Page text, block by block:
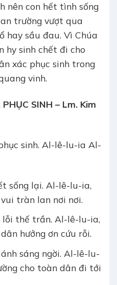
nên con hết tình sống
trường vượt qua
hay sầu đau. Vì Chúa
hy sinh chết đi cho
xác phục sinh trong
vinh.
SINH – Lm. Kim
sinh. Al-lê-lu-ia Al-
sống lại. Al-lê-lu-ia,
tràn lan nơi nơi.
thế trần. Al-lê-lu-ia,
hưởng ơn cứu rỗi.
sáng ngời. Al-lê-lu-
cho toàn dân đi tới